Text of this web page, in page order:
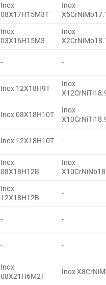
Inox
08X17H15M3T
Inox
Inox
03X16H15M3
Inox
- -
Inox 12X18H9T
Inox
Inox 08X18H10T
Inox
Inox 12X18H10T -
Inox
08X18H12B
Inox
Inox
12X18H12B
-
- -
- -
Inox
08X21H6M2T
Inox